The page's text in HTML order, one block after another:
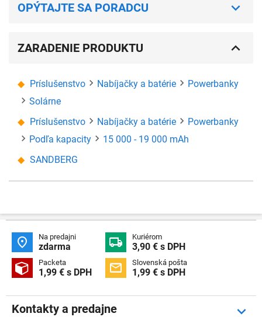
OPÝTAJTE SA PORADCU
ZARADENIE PRODUKTU
Príslušenstvo Nabíjačky a batérie
Powerbanky
Solárne
Príslušenstvo
Nabíjačky a batérie
Powerbanky
Podľa kapacity
15 000 - 19 000 mAh
SANDBERG
 Na predajni
zdarma  Kuriérom
3,90 € s DPH
 Packeta
1,99 € s DPH  Slovenská pošta
1,99 € s DPH
Kontakty a predajne